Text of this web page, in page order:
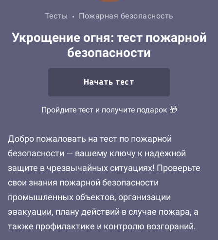
Тесты Пожарная безопасность
Укрощение огня: тест пожарной
безопасности
Начать тест
Пройдите тест и получите подарок 🎁
Добро пожаловать на тест по пожарной
безопасности — вашему ключу к надежной
защите в чрезвычайных ситуациях! Проверьте
свои знания пожарной безопасности
промышленных объектов, организации
эвакуации, плану действий в случае пожара, а
также профилактике и контролю возгораний.